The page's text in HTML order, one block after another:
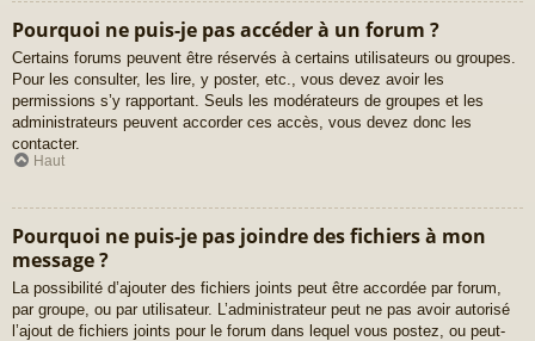
Pourquoi ne puis-je pas accéder à un forum ?
Certains forums peuvent être réservés à certains utilisateurs ou groupes.
Pour les consulter, les lire, y poster, etc., vous devez avoir les
permissions s’y rapportant. Seuls les modérateurs de groupes et les
administrateurs peuvent accorder ces accès, vous devez donc les
contacter.
Haut
Pourquoi ne puis-je pas joindre des fichiers à mon
message ?
La possibilité d’ajouter des fichiers joints peut être accordée par forum,
par groupe, ou par utilisateur. L’administrateur peut ne pas avoir autorisé
l’ajout de fichiers joints pour le forum dans lequel vous postez, ou peut-